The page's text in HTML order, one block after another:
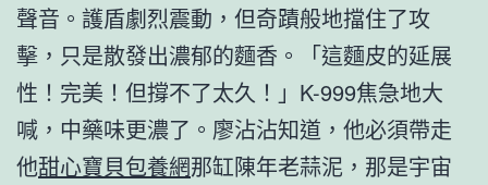
聲音。護盾劇烈震動，但奇蹟般地擋住了攻
擊，只是散發出濃郁的麵香。「這麵皮的延展
性！完美！但撐不了太久！」K-999焦急地大
喊，中藥味更濃了。廖沾沾知道，他必須帶走
他甜心寶貝包養網那缸陳年老蒜泥，那是宇宙